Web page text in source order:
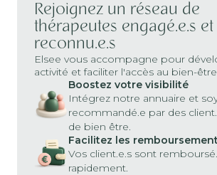
Rejoignez un réseau de
thérapeutes engagé.e.s et
reconnu.e.s
Elsee vous accompagne pour
activité et faciliter l'accès au bien-
Boostez votre visibilité
Intégrez notre annuaire et
recommandé.e par des
de bien être.
Facilitez les
Vos client.e.s sont
rapidement.